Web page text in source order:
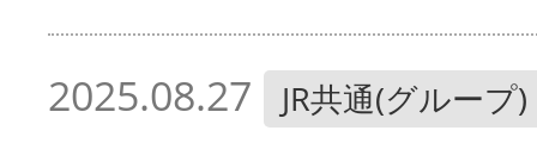
2025.08.27
JR共通(グループ)